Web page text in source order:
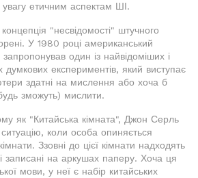
етичним аспектам ШІ.
"несвідомості" штучного
У 1980 році американський
один із найвідоміших і
думкових експериментів, який виступає
здатні на мислення або хоча б
зможуть) мислити.
як "Китайська кімната", Джон Серль
коли особа опиняється
Ззовні до цієї кімнати надходять
записані на аркушах паперу. Хоча ця
мови, у неї є набір китайських